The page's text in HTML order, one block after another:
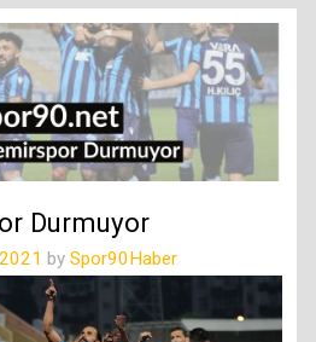
Durmuyor
by Spor90Haber